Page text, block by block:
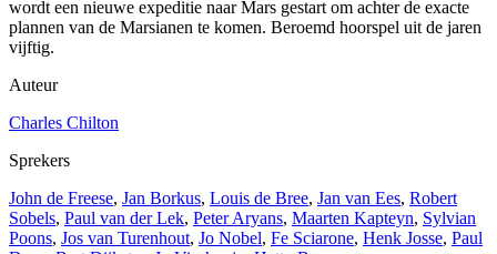
wordt een nieuwe expeditie naar Mars gestart om achter de exacte
plannen van de Marsianen te komen. Beroemd hoorspel uit de jaren
vijftig.
Auteur
Charles Chilton
Sprekers
John de Freese, Jan Borkus, Louis de Bree, Jan van Ees, Robert
Sobels, Paul van der Lek, Peter Aryans, Maarten Kapteyn, Sylvian
Poons, Jos van Turenhout, Jo Nobel, Fe Sciarone, Henk Josse, Paul